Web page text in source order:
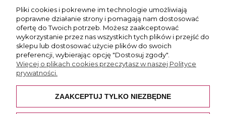
Więcej informacji
Płatność i dostawa
Pomoc
Pliki cookies i pokrewne im technologie umożliwiają
poprawne działanie strony i pomagają nam dostosować
ofertę do Twoich potrzeb. Możesz zaakceptować
wykorzystanie przez nas wszystkich tych plików i przejść do
sklepu lub dostosować użycie plików do swoich
preferencji, wybierając opcję "Dostosuj zgody".
Więcej o plikach cookies przeczytasz w naszej Polityce
prywatności.
ZAAKCEPTUJ TYLKO NIEZBĘDNE